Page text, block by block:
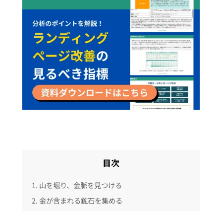
目次
1. 山を堀り、金脈を見つける
2. 金が含まれる鉱石を集める